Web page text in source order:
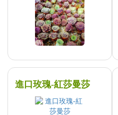
進口玫瑰-紅莎曼莎